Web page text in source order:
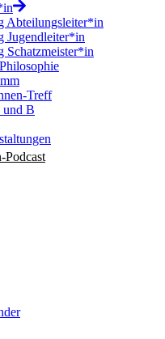
Abteilungsleiter*in
Jugendleiter*in
Schatzmeister*in
Treff
und B
Podcast